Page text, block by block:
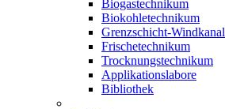
Biogastechnikum
Biokohletechnikum
Grenzschicht-Windkanal
Frischetechnikum
Trocknungstechnikum
Applikationslabore
Bibliothek